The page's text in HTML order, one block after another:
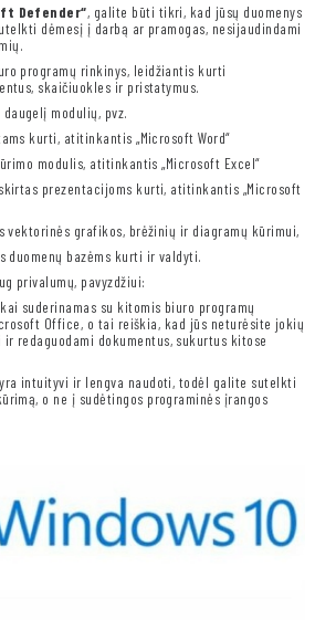
Defender“, galite būti tikri, kad jūsų duomenys
dėmesį į darbą ar pramogas, nesijaudindami
programų rinkinys, leidžiantis kurti
skaičiuokles ir pristatymus.
daugelį modulių, pvz.
kurti, atitinkantis „Microsoft Word“
modulis, atitinkantis „Microsoft Excel“
prezentacijoms kurti, atitinkantis „Microsoft
vektorinės grafikos, brėžinių ir diagramų kūrimui,
duomenų bazėms kurti ir valdyti.
privalumų, pavyzdžiui:
suderinamas su kitomis biuro programų
Office, o tai reiškia, kad jūs neturėsite jokių
redaguodami dokumentus, sukurtus kitose
yra intuityvi ir lengva naudoti, todėl galite sutelkti
o ne į sudėtingos programinės įrangos